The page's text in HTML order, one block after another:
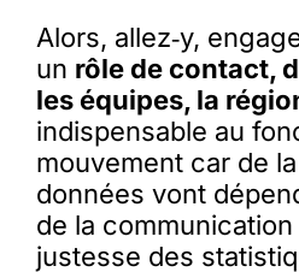
Alors, allez‑y,
un rôle de contact,
les équipes, la
indispensable au
mouvement car de
données vont
de la
justesse des